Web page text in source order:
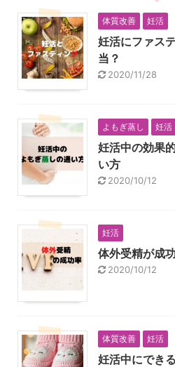
体質改善 妊活
妊活にファス
当？
2020/11/28
よもぎ蒸し 妊活
妊活中の効果
い方
2020/10/12
妊活
体外受精が成
2020/10/12
体質改善 妊活
妊活中にでき